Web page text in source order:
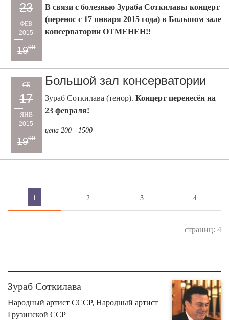
23
ФЕВ
2015
1900
В связи с болезнью Зураба Соткилавы концерт
(перенос с 17 января 2015 года) в Большом зале
консерватории ОТМЕНЕН!!
СБ
17
ЯНВ
2015
1900
Большой зал консерватории
Зураб Соткилава (тенор). Концерт перенесён на
23 февраля!
цена 200 - 1500
1 2 3 4
страниц: 4
Зураб Соткилава
Народный артист СССР, Народный артист
Грузинской ССР